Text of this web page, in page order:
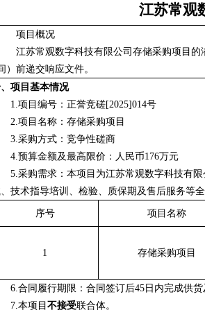
江苏常观
项目概况
江苏常观数字科技有限公司存储采购项目
）前递交响应文件。
项目基本情况
1.项目编号： 正誉竞磋[2025]014号
2.项目名称： 存储采购项目
3.采购方式：竞争性磋商
4.预算金额及最高限价：人民币176万元
5.采购需求：本项目为江苏常观数字科技有限
技术指导培训、检验、质保期及售后服务等全
序号 项目名称
1 存储采购项目
6.合同履行期限： 合同签订后45 日内完成供货
7.本项目 不接受联合体。